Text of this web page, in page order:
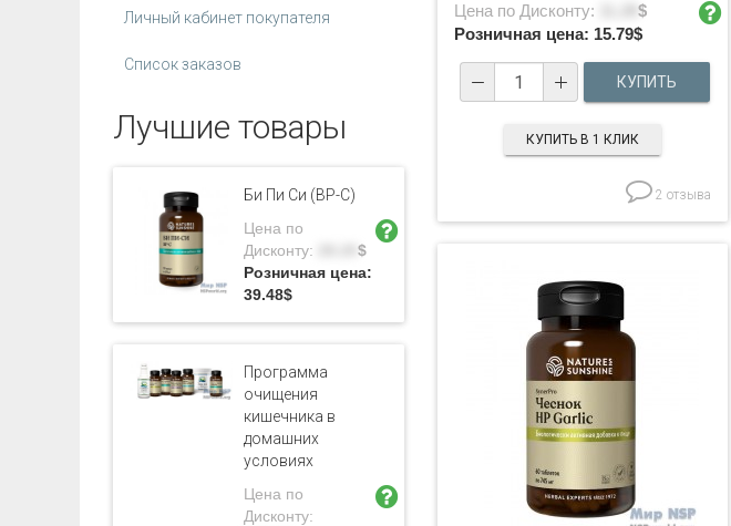
Цена по Дисконту:
$
Розничная цена: 15.79$
КУПИТЬ В 1 КЛИК
2 отзыва
Личный кабинет покупателя
Список заказов
Лучшие товары
Би Пи Си (BP-C)
Цена по
Дисконту:
$
Розничная цена:
39.48$
Программа
очищения
кишечника в
домашних
условиях
Цена по
Дисконту: